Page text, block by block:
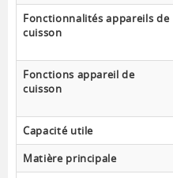
Fonctionnalités appareils de
cuisson
Fonctions appareil de
cuisson
Capacité utile
Matière principale